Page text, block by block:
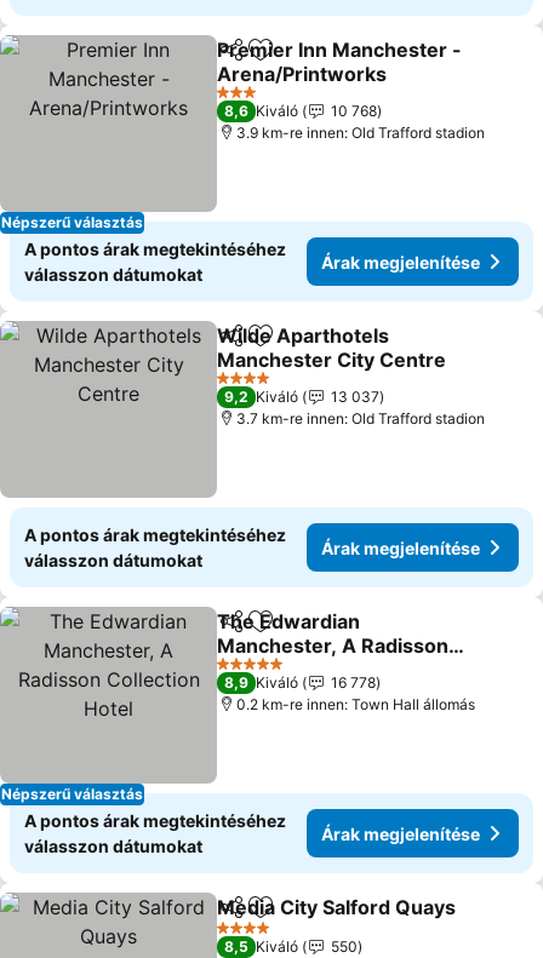
Népszerű választás
Megosztás
Hozzáadás a kedvencekhez
Premier Inn Manchester -
Arena/Printworks
Árak megjelenítése
3 Kategória
8,6 Kiváló
10 768
3.9 km-re innen: Old Trafford stadion
A pontos árak megtekintéséhez
válasszon dátumokat
Árak megjelenítése
Megosztás
Hozzáadás a kedvencekhez
Wilde Aparthotels
Manchester City Centre
Árak megjelenítése
4 Kategória
9,2 Kiváló
13 037
3.7 km-re innen: Old Trafford stadion
A pontos árak megtekintéséhez
válasszon dátumokat
Árak megjelenítése
Népszerű választás
Megosztás
Hozzáadás a kedvencekhez
The Edwardian
Manchester, A Radisson
Collection Hotel
Árak megjelenítése
5 Kategória
8,9 Kiváló
16 778
0.2 km-re innen: Town Hall állomás
A pontos árak megtekintéséhez
válasszon dátumokat
Árak megjelenítése
Megosztás
Hozzáadás a kedvencekhez
Media City Salford Quays
4 Kategória
8,5 Kiváló 550